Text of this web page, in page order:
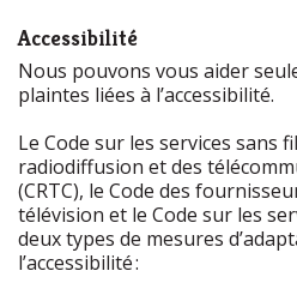
Accessibilité
Nous pouvons vous aider
plaintes liées à l’accessibilité.
Le Code sur les services sans
radiodiffusion et des
(CRTC), le Code des
télévision et le Code sur les
deux types de mesures
l’accessibilité :